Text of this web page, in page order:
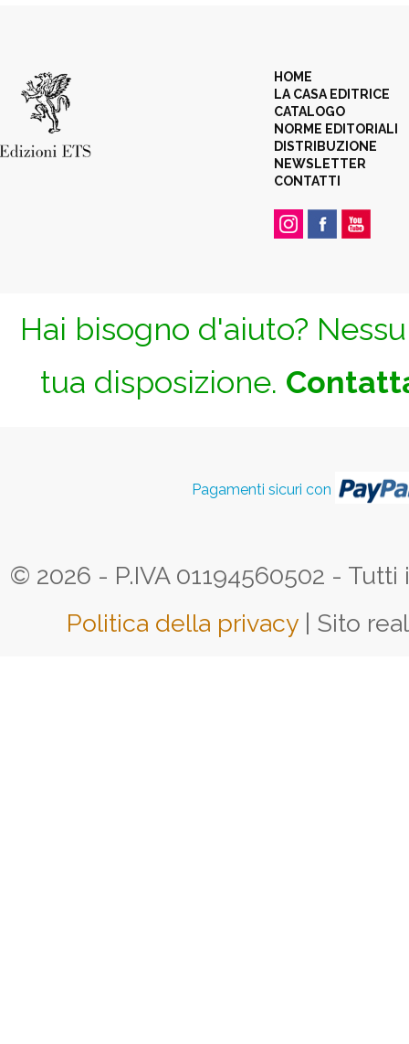
HOME
LA CASA EDITRICE
CATALOGO
NORME EDITORIALI
DISTRIBUZIONE
NEWSLETTER
CONTATTI
Hai bisogno d'aiuto?
tua disposizione.
Pagamenti sicuri con
© 2026 - P.IVA 01194560502 -
Politica della privacy | Sito